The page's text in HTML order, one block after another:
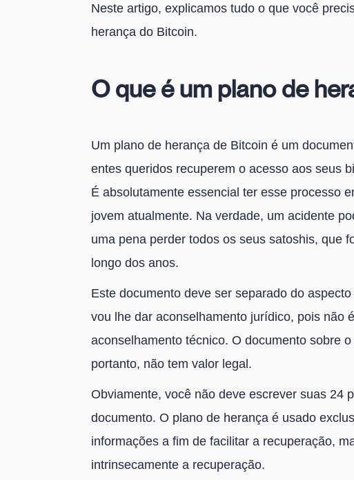
Neste artigo, explicamos tudo o que você
herança do Bitcoin.
O que é um plano de
Um plano de herança de Bitcoin é um
entes queridos recuperem o acesso aos seus
É absolutamente essencial ter esse processo
jovem atualmente. Na verdade, um acidente
uma pena perder todos os seus satoshis, que
longo dos anos.
Este documento deve ser separado do
vou lhe dar aconselhamento jurídico, pois não
aconselhamento técnico. O documento sobre
portanto, não tem valor legal.
Obviamente, você não deve escrever suas 24
documento. O plano de herança é usado
informações a fim de facilitar a recuperação,
intrinsecamente a recuperação.